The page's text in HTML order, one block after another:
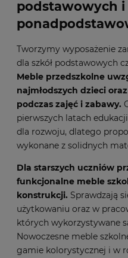
podstawowych i
Tworzymy wyposażenie
dla szkół podstawowych
Meble przedszkolne
najmłodszych dzieci
podczas zajęć i zabawy.
pierwszych latach
dla rozwoju, dlatego
wykonane z solidnych
Dla starszych uczniów
funkcjonalne meble
konstrukcji. Sprawdzają
użytkowaniu oraz w
których wykorzystywane
Nowoczesne meble
gamie kolorystycznej i w